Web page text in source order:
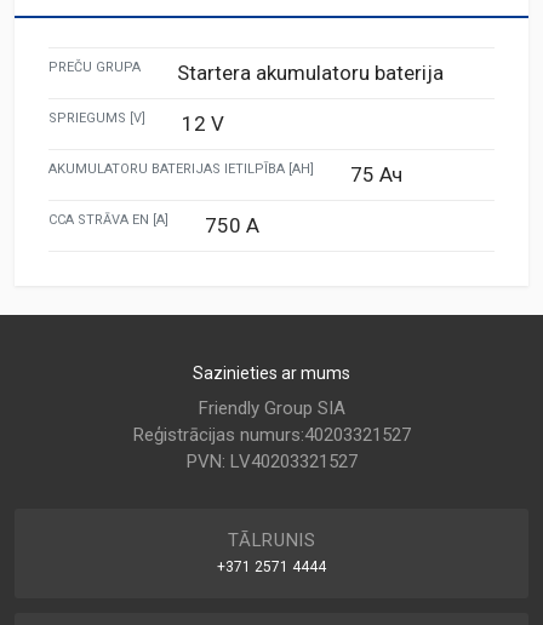
PREČU GRUPA Startera akumulatoru baterija
SPRIEGUMS [V] 12 V
AKUMULATORU BATERIJAS IETILPĪBA [AH] 75 Ач
CCA STRĀVA EN [A] 750 A
Sazinieties ar mums
Friendly Group SIA
Reģistrācijas numurs:40203321527
PVN: LV40203321527
TĀLRUNIS
+371 2571 4444